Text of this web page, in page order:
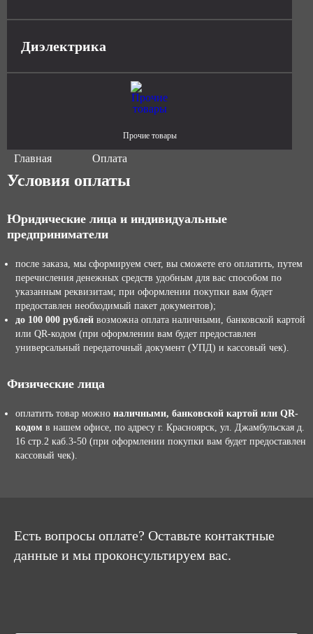
Диэлектрика
Прочие товары
Главная Оплата
Условия оплаты
Юридические лица и индивидуальные
предприниматели
после заказа, мы сформируем счет, вы сможете его оплатить, путем
перечисления денежных средств удобным для вас способом по
указанным реквизитам; при оформлении покупки вам будет
предоставлен необходимый пакет документов);
до 100 000 рублей возможна оплата наличными, банковской картой
или QR-кодом (при оформлении вам будет предоставлен
универсальный передаточный документ (УПД) и кассовый чек).
Физические лица
оплатить товар можно наличными, банковской картой или QR-
кодом в нашем офисе, по адресу г. Красноярск, ул. Джамбульская д.
16 стр.2 каб.3-50 (при оформлении покупки вам будет предоставлен
кассовый чек).
Есть вопросы оплате? Оставьте контактные
данные и мы проконсультируем вас.